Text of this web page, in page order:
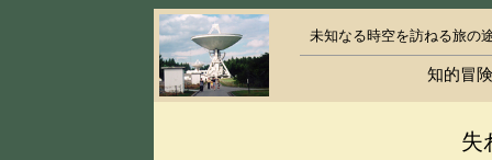
未知なる時空を訪ねる旅の
知的冒
失